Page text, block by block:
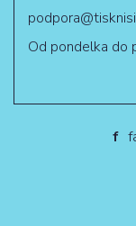
Od pondelka do
f